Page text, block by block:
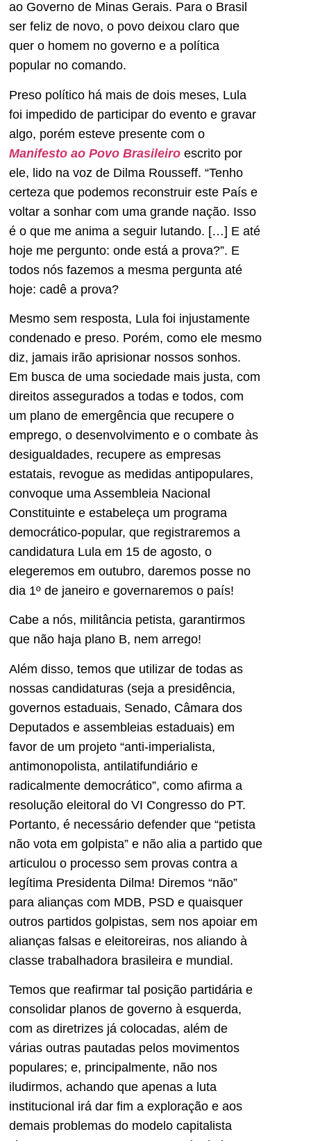
ao Governo de Minas Gerais. Para o Brasil
ser feliz de novo, o povo deixou claro que
quer o homem no governo e a política
popular no comando.
Preso político há mais de dois meses, Lula
foi impedido de participar do evento e gravar
algo, porém esteve presente com o
Manifesto ao Povo Brasileiro escrito por
ele, lido na voz de Dilma Rousseff. “Tenho
certeza que podemos reconstruir este País e
voltar a sonhar com uma grande nação. Isso
é o que me anima a seguir lutando. […] E até
hoje me pergunto: onde está a prova?”. E
todos nós fazemos a mesma pergunta até
hoje: cadê a prova?
Mesmo sem resposta, Lula foi injustamente
condenado e preso. Porém, como ele mesmo
diz, jamais irão aprisionar nossos sonhos.
Em busca de uma sociedade mais justa, com
direitos assegurados a todas e todos, com
um plano de emergência que recupere o
emprego, o desenvolvimento e o combate às
desigualdades, recupere as empresas
estatais, revogue as medidas antipopulares,
convoque uma Assembleia Nacional
Constituinte e estabeleça um programa
democrático-popular, que registraremos a
candidatura Lula em 15 de agosto, o
elegeremos em outubro, daremos posse no
dia 1º de janeiro e governaremos o país!
Cabe a nós, militância petista, garantirmos
que não haja plano B, nem arrego!
Além disso, temos que utilizar de todas as
nossas candidaturas (seja a presidência,
governos estaduais, Senado, Câmara dos
Deputados e assembleias estaduais) em
favor de um projeto “anti-imperialista,
antimonopolista, antilatifundiário e
radicalmente democrático”, como afirma a
resolução eleitoral do VI Congresso do PT.
Portanto, é necessário defender que “petista
não vota em golpista” e não alia a partido que
articulou o processo sem provas contra a
legítima Presidenta Dilma! Diremos “não”
para alianças com MDB, PSD e quaisquer
outros partidos golpistas, sem nos apoiar em
alianças falsas e eleitoreiras, nos aliando à
classe trabalhadora brasileira e mundial.
Temos que reafirmar tal posição partidária e
consolidar planos de governo à esquerda,
com as diretrizes já colocadas, além de
várias outras pautadas pelos movimentos
populares; e, principalmente, não nos
iludirmos, achando que apenas a luta
institucional irá dar fim a exploração e aos
demais problemas do modelo capitalista